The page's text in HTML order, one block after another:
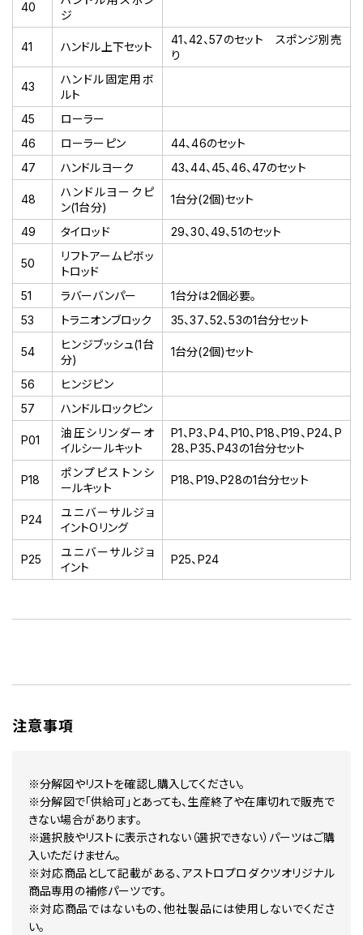
40
ジ
41 ハンドル上下セット
41、42、57のセット スポンジ別売
り
43
ハンドル固定用ボ
ルト
45
ローラー
46
ローラーピン
44、46のセット
47
ハンドルヨーク 43、44、45、46、47のセット
48
ハンドルヨークピ
ン(1台分)
1台分(2個)セット
49 タイロッド 29、30、49、51のセット
50
リフトアームピボッ
トロッド
51
ラバーバンパー
1台分は2個必要。
53
トラニオンブロック 35、37、52、53の1台分セット
54
ヒンジブッシュ(1台
分)
1台分(2個)セット
56
ヒンジピン
57
ハンドルロックピン
P01
油圧シリンダーオ
イルシールキット
P1、P3、P4、P10、P18、P19、P24、P
28、P35、P43の1台分セット
P18
ポンプピストンシ
ールキット
P18、P19、P28の1台分セット
P24
ユニバーサルジョ
イントOリング
P25
ユニバーサルジョ
イント
P25、P24
注意事項
※分解図やリストを確認し購入してください。
※分解図で「供給可」とあっても、生産終了や在庫切れで販売で
きない場合があります。
※選択肢やリストに表示されない（選択できない）パーツはご購
入いただけません。
※対応商品として記載がある、アストロプロダクツオリジナル
商品専用の補修パーツです。
※対応商品ではないもの、他社製品には使用しないでくださ
い。